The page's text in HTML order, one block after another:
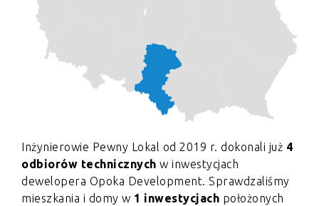
Inżynierowie Pewny Lokal od 2019 r. dokonali już 4
odbiorów technicznych w inwestycjach
dewelopera Opoka Development. Sprawdzaliśmy
mieszkania i domy w 1 inwestycjach położonych